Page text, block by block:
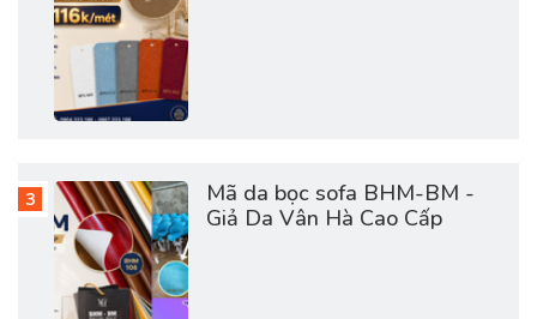
Mã da bọc sofa BHM-BM -
Giả Da Vân Hà Cao Cấp